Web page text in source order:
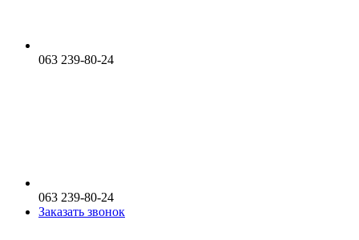
063 239-80-24
063 239-80-24
Заказать звонок